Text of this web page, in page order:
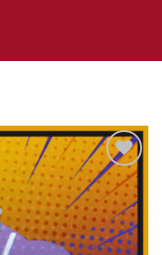
Añadir
a la
lista de
deseos